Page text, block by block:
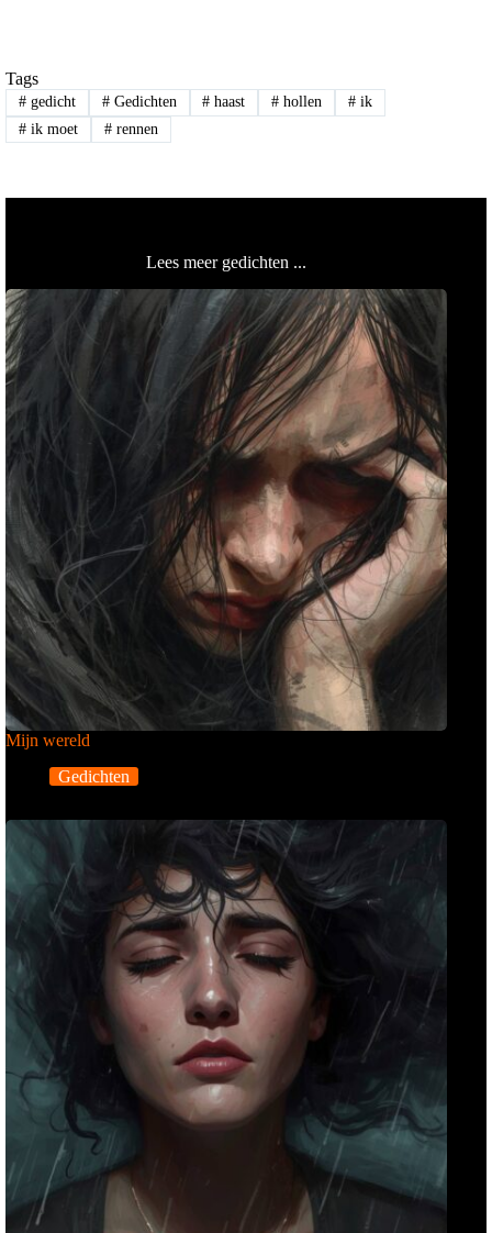
Tags
#gedicht #Gedichten # haast # hollen # ik
#ik moet #rennen
Lees meer gedichten ...
Mijn wereld
Gedichten